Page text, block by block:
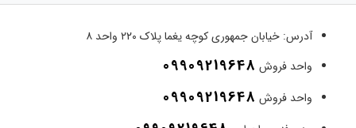
آدرس: خیابان جمهوری کوچه یغما پلاک ۲۲۰ واحد ۸
واحد فروش 09909219648
واحد فروش 09909219648